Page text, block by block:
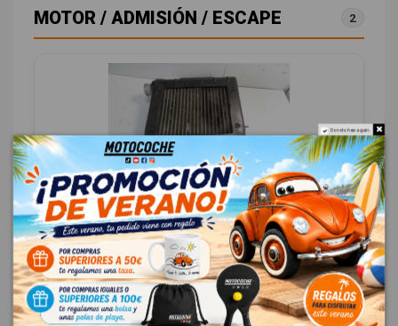
MOTOR / ADMISIÓN / ESCAPE 2
INTERCOOLER 2827127350
KIA CARENS 2.0 TURBODIESEL CAT
OEM:2827127350
ID:499318
18,00 € Sin IVA
Do not show again.